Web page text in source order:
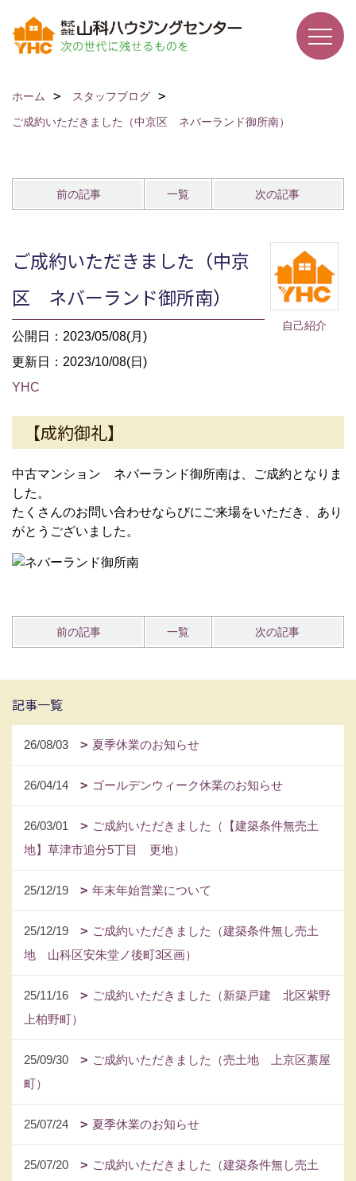
ホーム
スタッフブログ
ご成約いただきました（中京区 ネバーランド御所南）
前の記事 一覧 次の記事
自己紹介
ご成約いただきました（中京
区 ネバーランド御所南）
公開日：2023/05/08(月)
更新日：2023/10/08(日)
YHC
【成約御礼】
中古マンション ネバーランド御所南は、ご成約となりま
した。
たくさんのお問い合わせならびにご来場をいただき、あり
がとうございました。
前の記事 一覧 次の記事
記事一覧
26/08/03 夏季休業のお知らせ
26/04/14 ゴールデンウィーク休業のお知らせ
26/03/01
ご成約いただきました（【建築条件無売土
地】草津市追分5丁目 更地）
25/12/19 年末年始営業について
25/12/19
ご成約いただきました（建築条件無し売土
地 山科区安朱堂ノ後町3区画）
25/11/16
ご成約いただきました（新築戸建 北区紫野
上柏野町）
25/09/30
ご成約いただきました（売土地 上京区藁屋
町）
25/07/24 夏季休業のお知らせ
25/07/20
ご成約いただきました（建築条件無し売土